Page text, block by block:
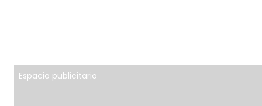
Espacio publicitario